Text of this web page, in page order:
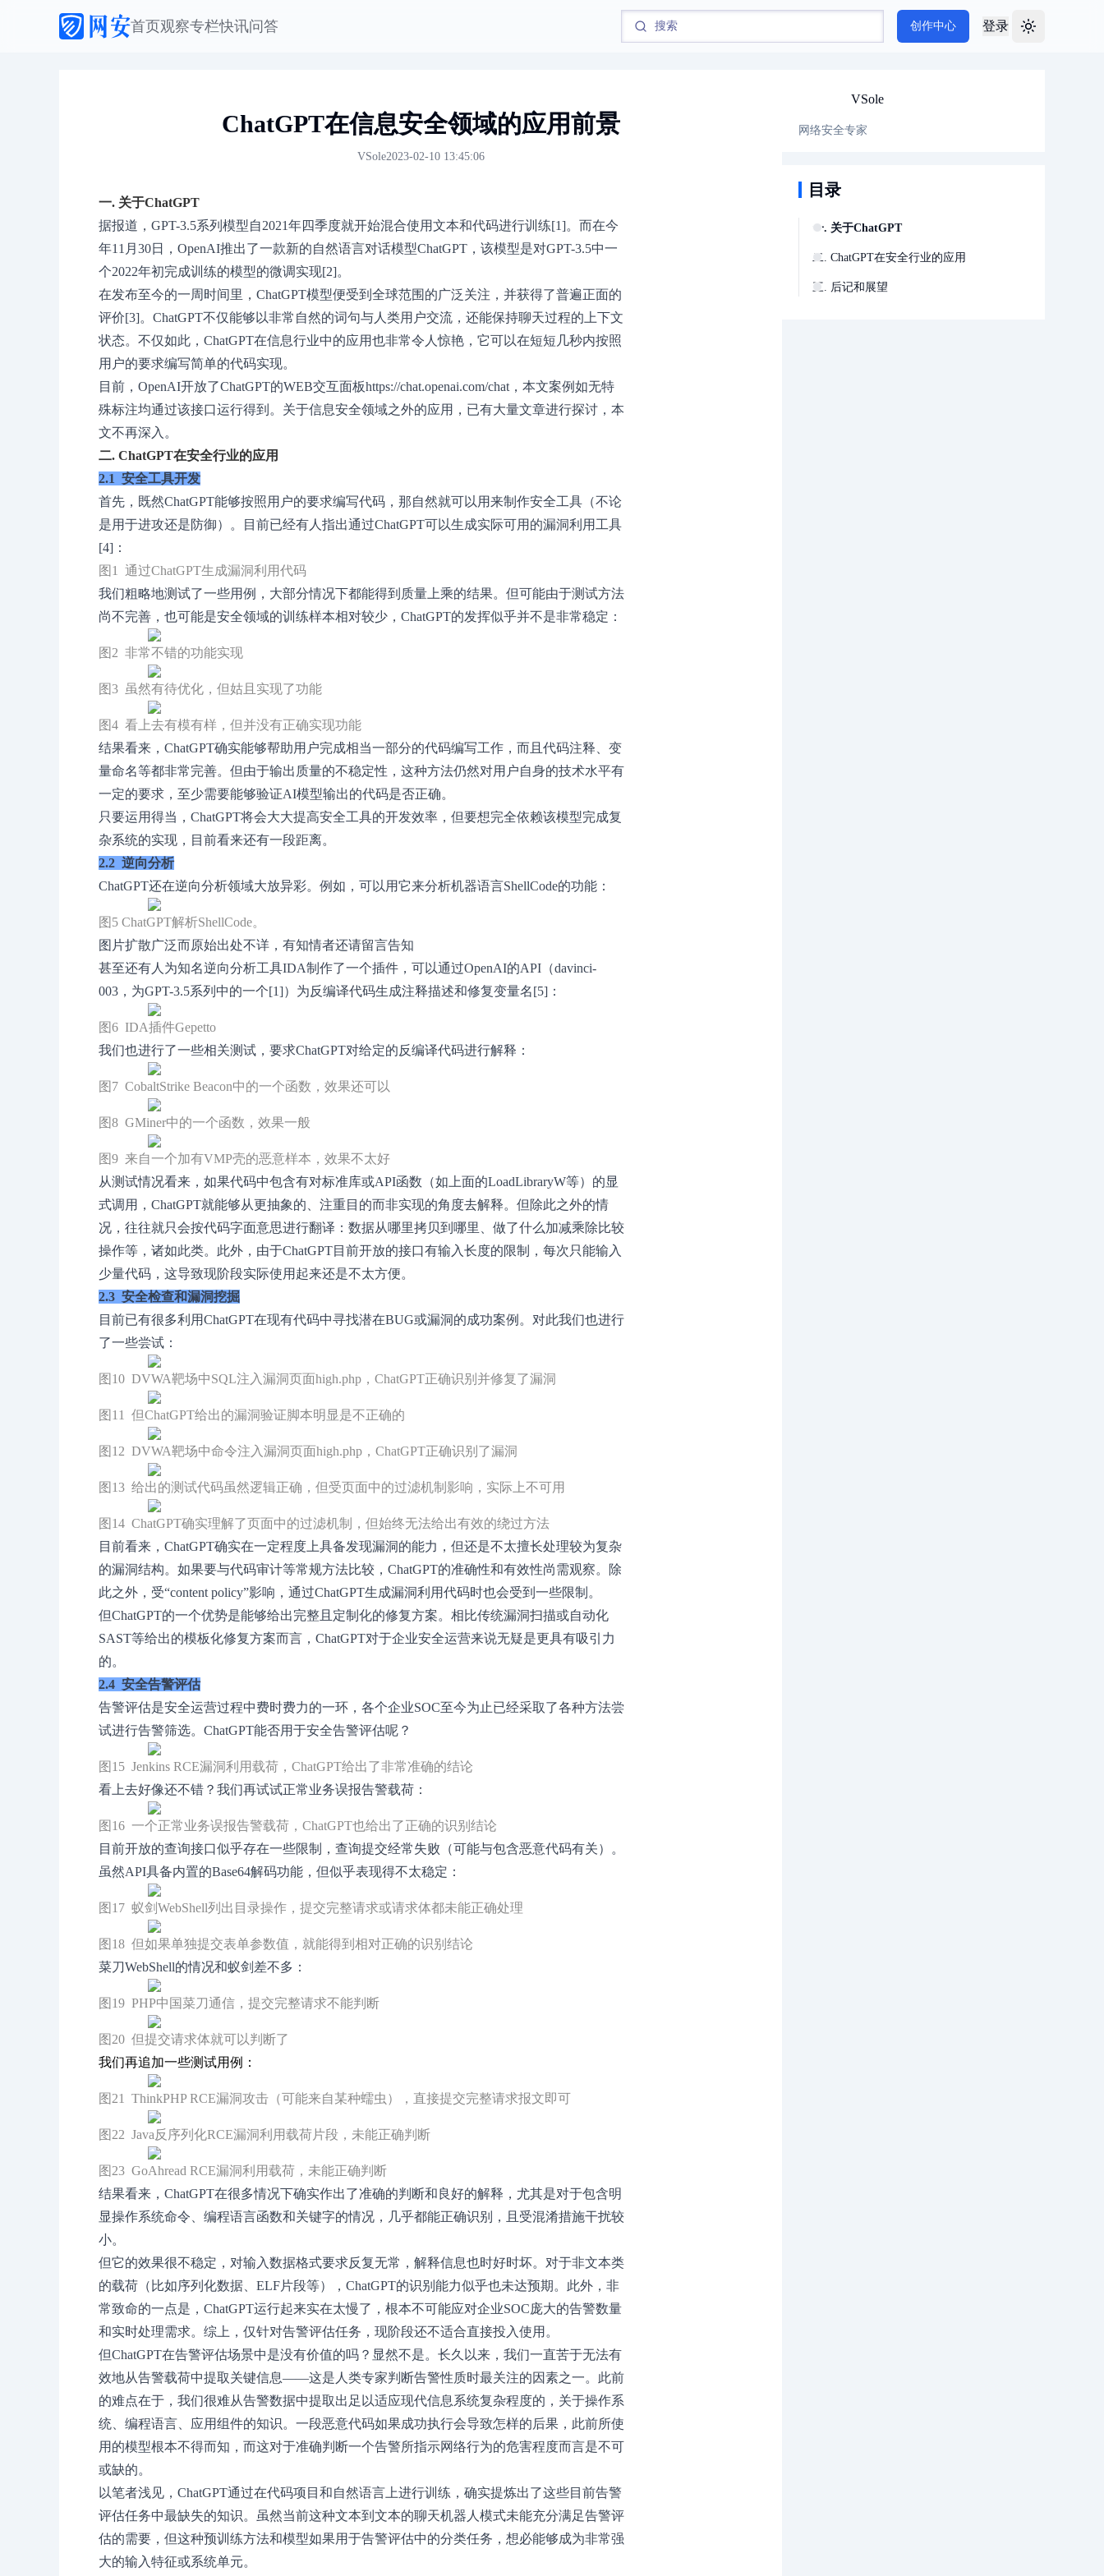
首页观察专栏快讯问答 创作中心 登录 Toggle theme
ChatGPT在信息安全领域的应用前景
VSole2023-02-10 13:45:06
一. 关于ChatGPT
据报道，GPT-3.5系列模型自2021年四季度就开始混合使用文本和代码进行训练[1]。而在今
年11月30日，OpenAI推出了一款新的自然语言对话模型ChatGPT，该模型是对GPT-3.5中一
个2022年初完成训练的模型的微调实现[2]。
在发布至今的一周时间里，ChatGPT模型便受到全球范围的广泛关注，并获得了普遍正面的
评价[3]。ChatGPT不仅能够以非常自然的词句与人类用户交流，还能保持聊天过程的上下文
状态。不仅如此，ChatGPT在信息行业中的应用也非常令人惊艳，它可以在短短几秒内按照
用户的要求编写简单的代码实现。
目前，OpenAI开放了ChatGPT的WEB交互面板https://chat.openai.com/chat，本文案例如无特
殊标注均通过该接口运行得到。关于信息安全领域之外的应用，已有大量文章进行探讨，本
文不再深入。
二. ChatGPT在安全行业的应用
2.1 安全工具开发
首先，既然ChatGPT能够按照用户的要求编写代码，那自然就可以用来制作安全工具（不论
是用于进攻还是防御）。目前已经有人指出通过ChatGPT可以生成实际可用的漏洞利用工具
[4]：
图1 通过ChatGPT生成漏洞利用代码
我们粗略地测试了一些用例，大部分情况下都能得到质量上乘的结果。但可能由于测试方法
尚不完善，也可能是安全领域的训练样本相对较少，ChatGPT的发挥似乎并不是非常稳定：
图2 非常不错的功能实现
图3 虽然有待优化，但姑且实现了功能
图4 看上去有模有样，但并没有正确实现功能
结果看来，ChatGPT确实能够帮助用户完成相当一部分的代码编写工作，而且代码注释、变
量命名等都非常完善。但由于输出质量的不稳定性，这种方法仍然对用户自身的技术水平有
一定的要求，至少需要能够验证AI模型输出的代码是否正确。
只要运用得当，ChatGPT将会大大提高安全工具的开发效率，但要想完全依赖该模型完成复
杂系统的实现，目前看来还有一段距离。
2.2 逆向分析
ChatGPT还在逆向分析领域大放异彩。例如，可以用它来分析机器语言ShellCode的功能：
图5 ChatGPT解析ShellCode。
图片扩散广泛而原始出处不详，有知情者还请留言告知
甚至还有人为知名逆向分析工具IDA制作了一个插件，可以通过OpenAI的API（davinci-
003，为GPT-3.5系列中的一个[1]）为反编译代码生成注释描述和修复变量名[5]：
图6 IDA插件Gepetto
我们也进行了一些相关测试，要求ChatGPT对给定的反编译代码进行解释：
图7 CobaltStrike Beacon中的一个函数，效果还可以
图8 GMiner中的一个函数，效果一般
图9 来自一个加有VMP壳的恶意样本，效果不太好
从测试情况看来，如果代码中包含有对标准库或API函数（如上面的LoadLibraryW等）的显
式调用，ChatGPT就能够从更抽象的、注重目的而非实现的角度去解释。但除此之外的情
况，往往就只会按代码字面意思进行翻译：数据从哪里拷贝到哪里、做了什么加减乘除比较
操作等，诸如此类。此外，由于ChatGPT目前开放的接口有输入长度的限制，每次只能输入
少量代码，这导致现阶段实际使用起来还是不太方便。
2.3 安全检查和漏洞挖掘
目前已有很多利用ChatGPT在现有代码中寻找潜在BUG或漏洞的成功案例。对此我们也进行
了一些尝试：
图10 DVWA靶场中SQL注入漏洞页面high.php，ChatGPT正确识别并修复了漏洞
图11 但ChatGPT给出的漏洞验证脚本明显是不正确的
图12 DVWA靶场中命令注入漏洞页面high.php，ChatGPT正确识别了漏洞
图13 给出的测试代码虽然逻辑正确，但受页面中的过滤机制影响，实际上不可用
图14 ChatGPT确实理解了页面中的过滤机制，但始终无法给出有效的绕过方法
目前看来，ChatGPT确实在一定程度上具备发现漏洞的能力，但还是不太擅长处理较为复杂
的漏洞结构。如果要与代码审计等常规方法比较，ChatGPT的准确性和有效性尚需观察。除
此之外，受“content policy”影响，通过ChatGPT生成漏洞利用代码时也会受到一些限制。
但ChatGPT的一个优势是能够给出完整且定制化的修复方案。相比传统漏洞扫描或自动化
SAST等给出的模板化修复方案而言，ChatGPT对于企业安全运营来说无疑是更具有吸引力
的。
2.4 安全告警评估
告警评估是安全运营过程中费时费力的一环，各个企业SOC至今为止已经采取了各种方法尝
试进行告警筛选。ChatGPT能否用于安全告警评估呢？
图15 Jenkins RCE漏洞利用载荷，ChatGPT给出了非常准确的结论
看上去好像还不错？我们再试试正常业务误报告警载荷：
图16 一个正常业务误报告警载荷，ChatGPT也给出了正确的识别结论
目前开放的查询接口似乎存在一些限制，查询提交经常失败（可能与包含恶意代码有关）。
虽然API具备内置的Base64解码功能，但似乎表现得不太稳定：
图17 蚁剑WebShell列出目录操作，提交完整请求或请求体都未能正确处理
图18 但如果单独提交表单参数值，就能得到相对正确的识别结论
菜刀WebShell的情况和蚁剑差不多：
图19 PHP中国菜刀通信，提交完整请求不能判断
图20 但提交请求体就可以判断了
我们再追加一些测试用例：
图21 ThinkPHP RCE漏洞攻击（可能来自某种蠕虫），直接提交完整请求报文即可
图22 Java反序列化RCE漏洞利用载荷片段，未能正确判断
图23 GoAhread RCE漏洞利用载荷，未能正确判断
结果看来，ChatGPT在很多情况下确实作出了准确的判断和良好的解释，尤其是对于包含明
显操作系统命令、编程语言函数和关键字的情况，几乎都能正确识别，且受混淆措施干扰较
小。
但它的效果很不稳定，对输入数据格式要求反复无常，解释信息也时好时坏。对于非文本类
的载荷（比如序列化数据、ELF片段等），ChatGPT的识别能力似乎也未达预期。此外，非
常致命的一点是，ChatGPT运行起来实在太慢了，根本不可能应对企业SOC庞大的告警数量
和实时处理需求。综上，仅针对告警评估任务，现阶段还不适合直接投入使用。
但ChatGPT在告警评估场景中是没有价值的吗？显然不是。长久以来，我们一直苦于无法有
效地从告警载荷中提取关键信息——这是人类专家判断告警性质时最关注的因素之一。此前
的难点在于，我们很难从告警数据中提取出足以适应现代信息系统复杂程度的，关于操作系
统、编程语言、应用组件的知识。一段恶意代码如果成功执行会导致怎样的后果，此前所使
用的模型根本不得而知，而这对于准确判断一个告警所指示网络行为的危害程度而言是不可
或缺的。
以笔者浅见，ChatGPT通过在代码项目和自然语言上进行训练，确实提炼出了这些目前告警
评估任务中最缺失的知识。虽然当前这种文本到文本的聊天机器人模式未能充分满足告警评
估的需要，但这种预训练方法和模型如果用于告警评估中的分类任务，想必能够成为非常强
大的输入特征或系统单元。
VSole
网络安全专家
目录
一. 关于ChatGPT
二. ChatGPT在安全行业的应用
三. 后记和展望